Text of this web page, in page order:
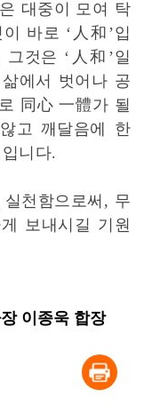
대중이 모여 탁
바로 ‘人和’입
것은 ‘人和’일
에서 벗어나 공
同心 一體가 될
고 깨달음에 한
니다.
천함으로써, 무
보내시길 기원
이종욱 합장